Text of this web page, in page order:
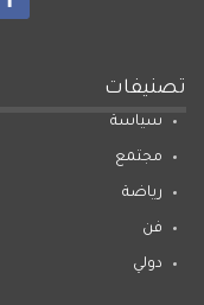
تصنيفات
سياسة
مجتمع
رياضة
فن
دولي